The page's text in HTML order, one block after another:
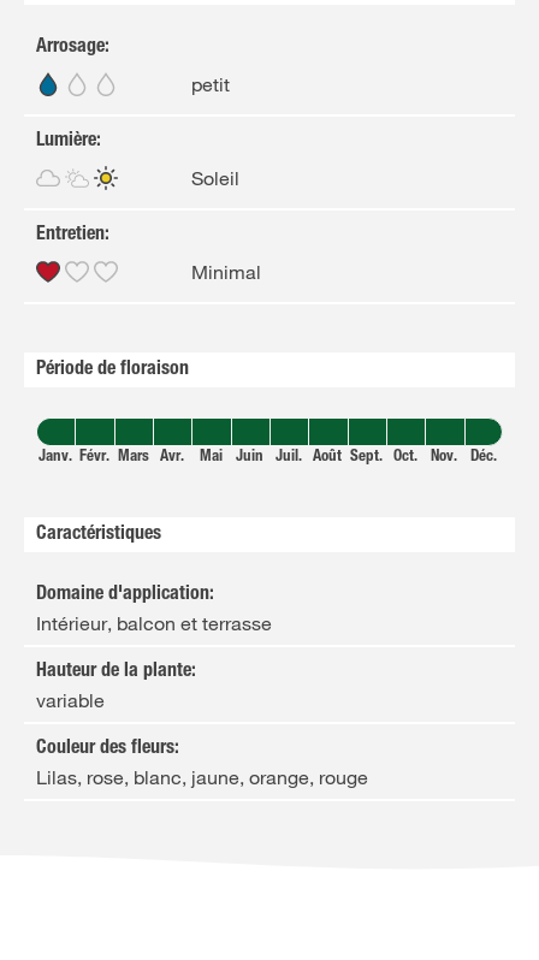
Arrosage:
petit
Lumière:
Soleil
Entretien:
Minimal
Période de floraison
Janv. Févr. Mars Avr. Mai Juin Juil. Août Sept. Oct. Nov. Déc.
Caractéristiques
Domaine d'application:
Intérieur, balcon et terrasse
Hauteur de la plante:
variable
Couleur des fleurs:
Lilas, rose, blanc, jaune, orange, rouge